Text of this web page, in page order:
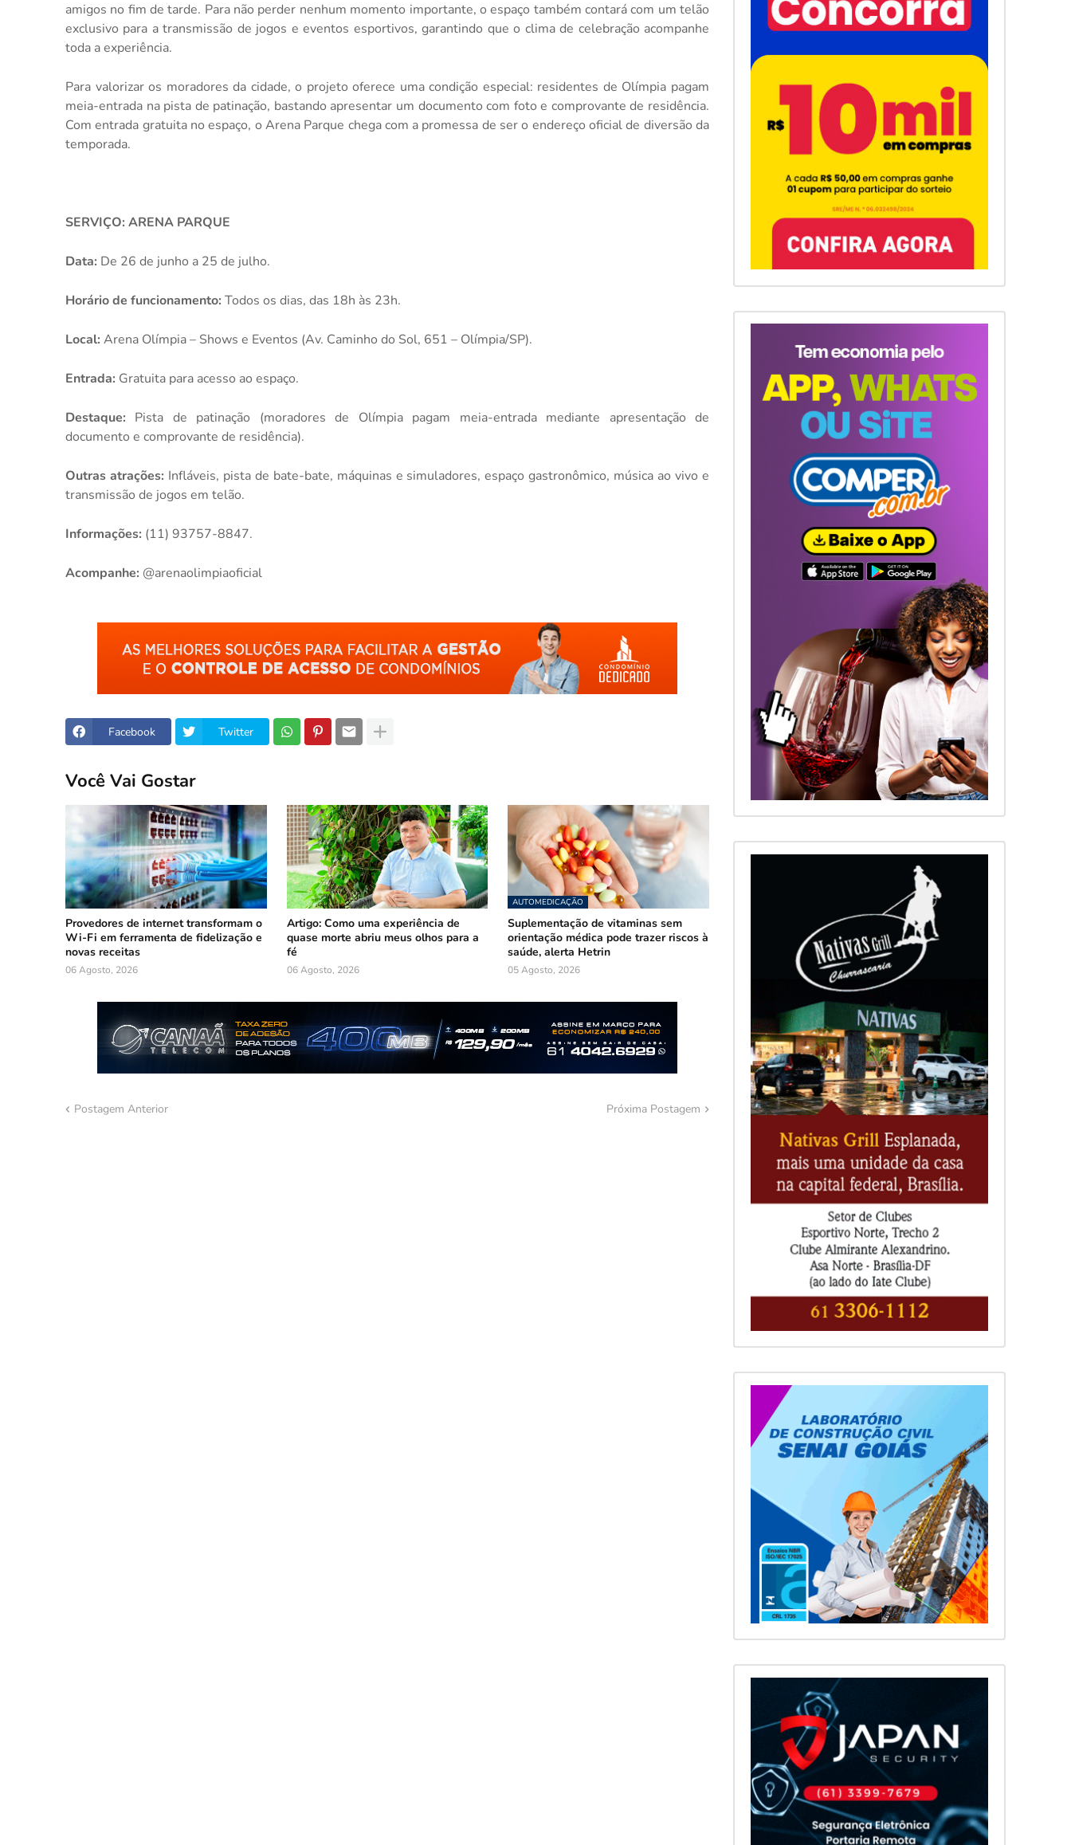
amigos no fim de tarde. Para não perder nenhum momento importante, o espaço também contará com um telão
exclusivo para a transmissão de jogos e eventos esportivos, garantindo que o clima de celebração acompanhe
toda a experiência.
Para valorizar os moradores da cidade, o projeto oferece uma condição especial: residentes de Olímpia pagam
meia-entrada na pista de patinação, bastando apresentar um documento com foto e comprovante de residência.
Com entrada gratuita no espaço, o Arena Parque chega com a promessa de ser o endereço oficial de diversão da
temporada.
SERVIÇO: ARENA PARQUE
Data: De 26 de junho a 25 de julho.
Horário de funcionamento: Todos os dias, das 18h às 23h.
Local: Arena Olímpia – Shows e Eventos (Av. Caminho do Sol, 651 – Olímpia/SP).
Entrada: Gratuita para acesso ao espaço.
Destaque: Pista de patinação (moradores de Olímpia pagam meia-entrada mediante apresentação de
documento e comprovante de residência).
Outras atrações: Infláveis, pista de bate-bate, máquinas e simuladores, espaço gastronômico, música ao vivo e
transmissão de jogos em telão.
Informações: (11) 93757-8847.
Acompanhe: @arenaolimpiaoficial
Facebook Twitter
Você Vai Gostar
Provedores de internet transformam o
Wi-Fi em ferramenta de fidelização e
novas receitas
06 Agosto, 2026
Artigo: Como uma experiência de
quase morte abriu meus olhos para a
fé
06 Agosto, 2026
AUTOMEDICAÇÃO
Suplementação de vitaminas sem
orientação médica pode trazer riscos à
saúde, alerta Hetrin
05 Agosto, 2026
Postagem Anterior Próxima Postagem